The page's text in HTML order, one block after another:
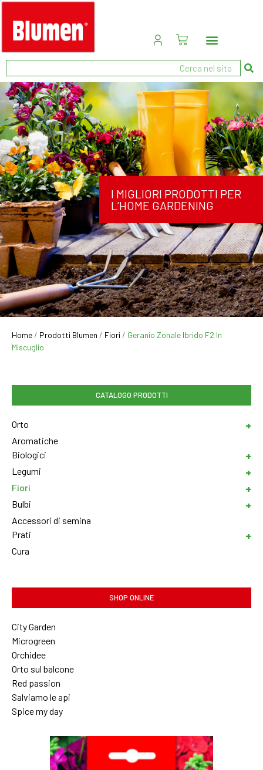
I MIGLIORI PRODOTTI PER
L’HOME GARDENING
Home / Prodotti Blumen / Fiori / Geranio Zonale Ibrido F2 In
Miscuglio
CATALOGO PRODOTTI
Orto
Aromatiche
Biologici
Legumi
Fiori
Bulbi
Accessori di semina
Prati
Cura
SHOP ONLINE
City Garden
Microgreen
Orchidee
Orto sul balcone
Red passion
Salviamo le api
Spice my day